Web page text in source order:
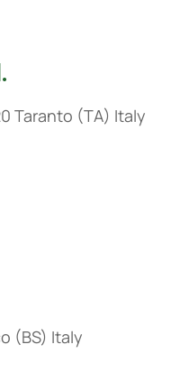
Taranto (TA) Italy
(BS) Italy